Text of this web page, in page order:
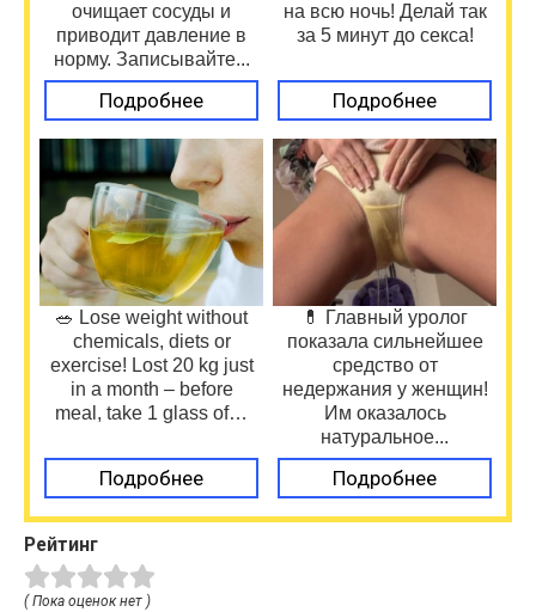
очищает сосуды и
приводит давление в
норму. Записывайте...
Подробнее
на всю ночь! Делай так
за 5 минут до секса!
Подробнее
🥗 Lose weight without
chemicals, diets or
exercise! Lost 20 kg just
in a month – before
meal, take 1 glass of…
Подробнее
💊 Главный уролог
показала сильнейшее
средство от
недержания у женщин!
Им оказалось
натуральное...
Подробнее
Рейтинг
( Пока оценок нет )